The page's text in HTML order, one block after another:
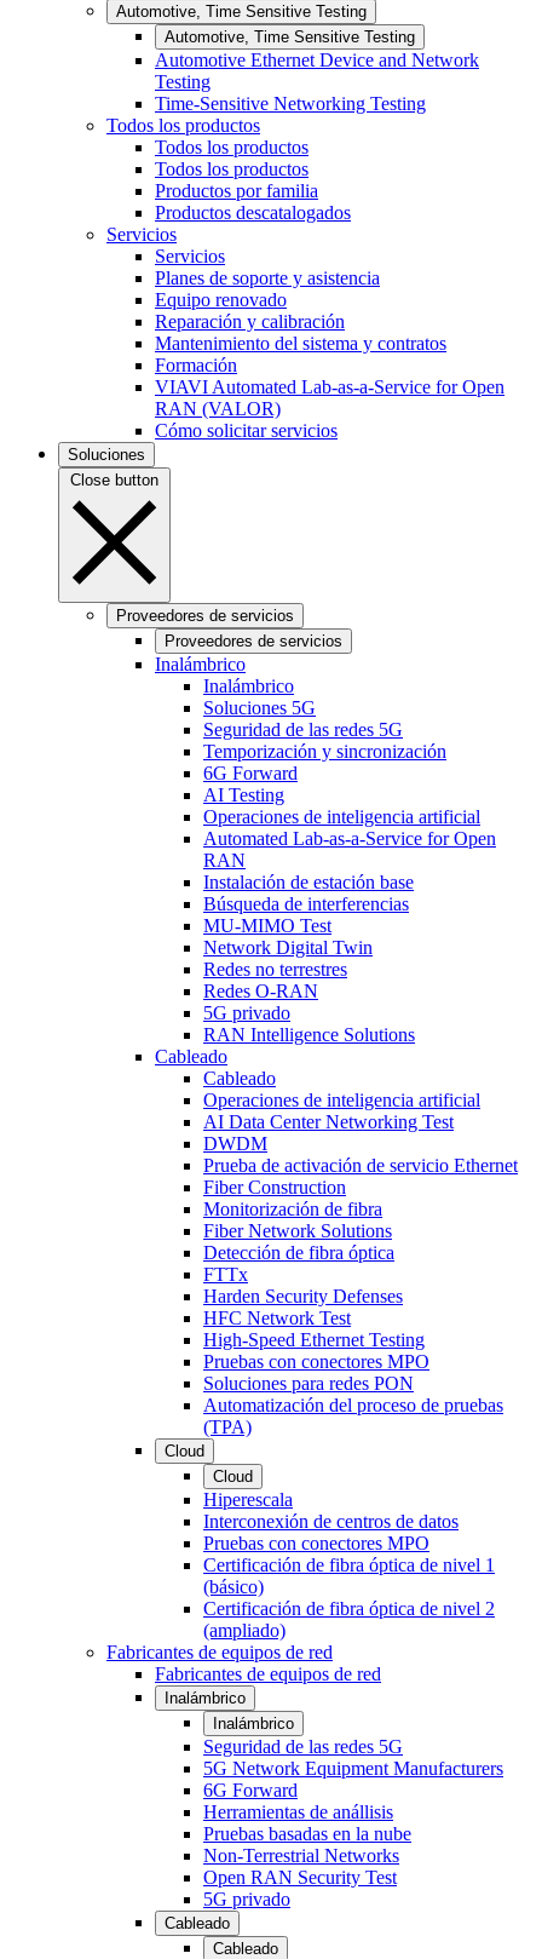
Automotive, Time Sensitive Testing
Automotive, Time Sensitive Testing
Automotive Ethernet Device and Network
Testing
Time-Sensitive Networking Testing
Todos los productos
Todos los productos
Todos los productos
Productos por familia
Productos descatalogados
Servicios
Servicios
Planes de soporte y asistencia
Equipo renovado
Reparación y calibración
Mantenimiento del sistema y contratos
Formación
VIAVI Automated Lab-as-a-Service for Open
RAN (VALOR)
Cómo solicitar servicios
Soluciones
Close button
Proveedores de servicios
Proveedores de servicios
Inalámbrico
Inalámbrico
Soluciones 5G
Seguridad de las redes 5G
Temporización y sincronización
6G Forward
AI Testing
Operaciones de inteligencia artificial
Automated Lab-as-a-Service for Open
RAN
Instalación de estación base
Búsqueda de interferencias
MU-MIMO Test
Network Digital Twin
Redes no terrestres
Redes O-RAN
5G privado
RAN Intelligence Solutions
Cableado
Cableado
Operaciones de inteligencia artificial
AI Data Center Networking Test
DWDM
Prueba de activación de servicio Ethernet
Fiber Construction
Monitorización de fibra
Fiber Network Solutions
Detección de fibra óptica
FTTx
Harden Security Defenses
HFC Network Test
High-Speed Ethernet Testing
Pruebas con conectores MPO
Soluciones para redes PON
Automatización del proceso de pruebas
(TPA)
Cloud
Cloud
Hiperescala
Interconexión de centros de datos
Pruebas con conectores MPO
Certificación de fibra óptica de nivel 1
(básico)
Certificación de fibra óptica de nivel 2
(ampliado)
Fabricantes de equipos de red
Fabricantes de equipos de red
Inalámbrico
Inalámbrico
Seguridad de las redes 5G
5G Network Equipment Manufacturers
6G Forward
Herramientas de anállisis
Pruebas basadas en la nube
Non-Terrestrial Networks
Open RAN Security Test
5G privado
Cableado
Cableado